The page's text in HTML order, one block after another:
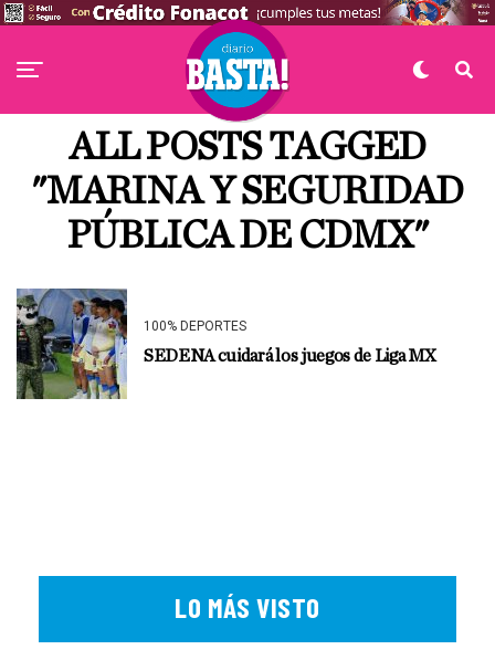
ALL POSTS TAGGED
"MARINA Y SEGURIDAD
PÚBLICA DE CDMX"
100% DEPORTES
SEDENA cuidará los juegos de Liga MX
LO MÁS VISTO